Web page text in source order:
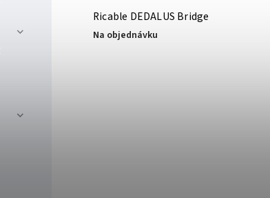
Ricable DEDALUS Bridge
Na objednávku